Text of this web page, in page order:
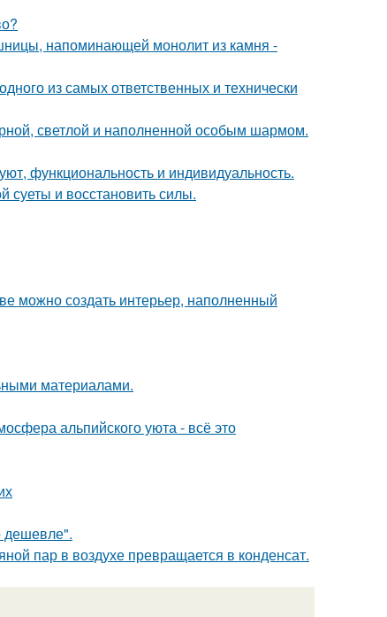
напоминающей монолит из камня -
из самых ответственных и технически
светлой и наполненной особым шармом.
функциональность и индивидуальность.
суеты и восстановить силы.
можно создать интерьер, наполненный
материалами.
альпийского уюта - всё это
дешевле".
пар в воздухе превращается в конденсат.